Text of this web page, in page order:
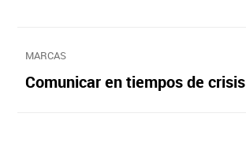
MARCAS
Comunicar en tiempos de crisis